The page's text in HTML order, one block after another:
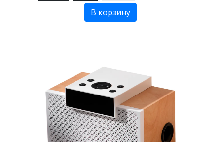
В корзину